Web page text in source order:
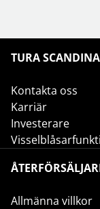
TURA
Kontakta oss
Karriär
Investerare
Allmänna villkor